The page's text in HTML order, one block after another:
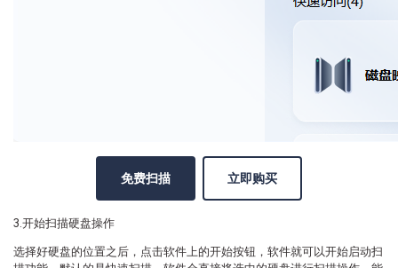
免费扫描 立即购买
3.开始扫描硬盘操作
选择好硬盘的位置之后，点击软件上的开始按钮，软件就可以开始启动扫